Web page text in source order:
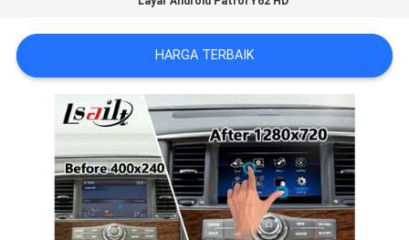
PRIVACY
POLICY
HARGA TERBAIK